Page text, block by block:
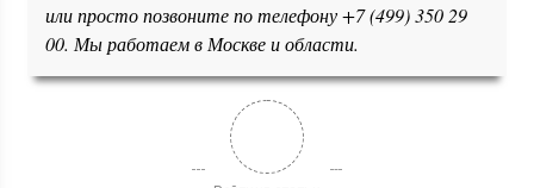
или просто позвоните по телефону +7 (499) 350 29
00. Мы работаем в Москве и области.